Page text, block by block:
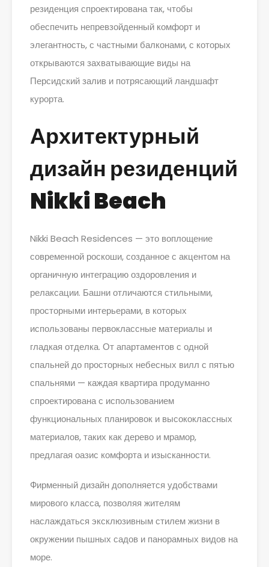
резиденция спроектирована так, чтобы
обеспечить непревзойденный комфорт и
элегантность, с частными балконами, с которых
открываются захватывающие виды на
Персидский залив и потрясающий ландшафт
курорта.
Архитектурный
дизайн резиденций
Nikki Beach
Nikki Beach Residences — это воплощение
современной роскоши, созданное с акцентом на
органичную интеграцию оздоровления и
релаксации. Башни отличаются стильными,
просторными интерьерами, в которых
использованы первоклассные материалы и
гладкая отделка. От апартаментов с одной
спальней до просторных небесных вилл с пятью
спальнями — каждая квартира продуманно
спроектирована с использованием
функциональных планировок и высококлассных
материалов, таких как дерево и мрамор,
предлагая оазис комфорта и изысканности.
Фирменный дизайн дополняется удобствами
мирового класса, позволяя жителям
наслаждаться эксклюзивным стилем жизни в
окружении пышных садов и панорамных видов на
море.